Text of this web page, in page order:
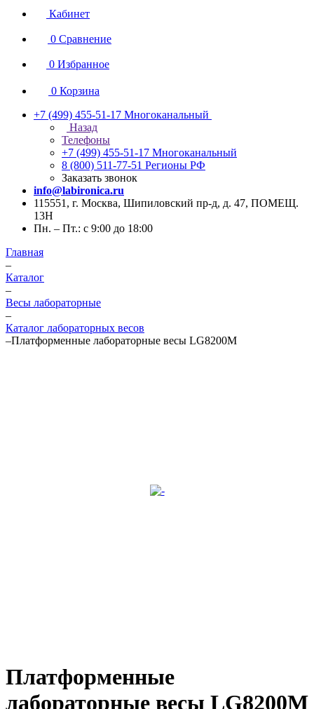
Кабинет
0 Сравнение
0 Избранное
0 Корзина
+7 (499) 455-51-17 Многоканальный
Назад
Телефоны
+7 (499) 455-51-17 Многоканальный
8 (800) 511-77-51 Регионы РФ
Заказать звонок
info@labironica.ru
115551, г. Москва, Шипиловский пр-д, д. 47, ПОМЕЩ.
13Н
Пн. – Пт.: с 9:00 до 18:00
Главная
–
Каталог
–
Весы лабораторные
–
Каталог лабораторных весов
–Платформенные лабораторные весы LG8200M
Платформенные
лабораторные весы LG8200M